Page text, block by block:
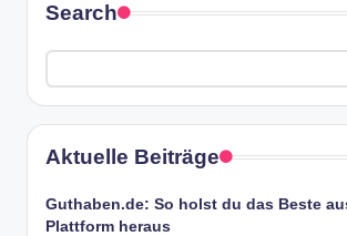
Search
Aktuelle Beiträge
Guthaben.de: So holst du das Beste
Plattform heraus